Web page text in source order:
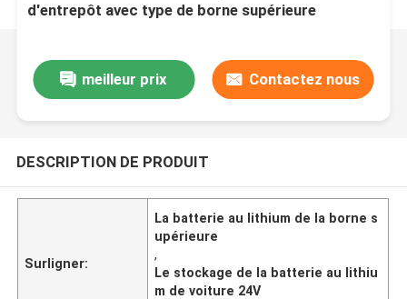
d'entrepôt avec type de borne supérieure
meilleur prix Contactez nous
DESCRIPTION DE PRODUIT
Surligner:
La batterie au lithium de la borne s
upérieure
,
Le stockage de la batterie au lithiu
m de voiture 24V